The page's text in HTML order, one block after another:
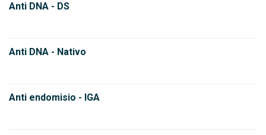
Anti DNA - DS
Anti DNA - Nativo
Anti endomisio - IGA